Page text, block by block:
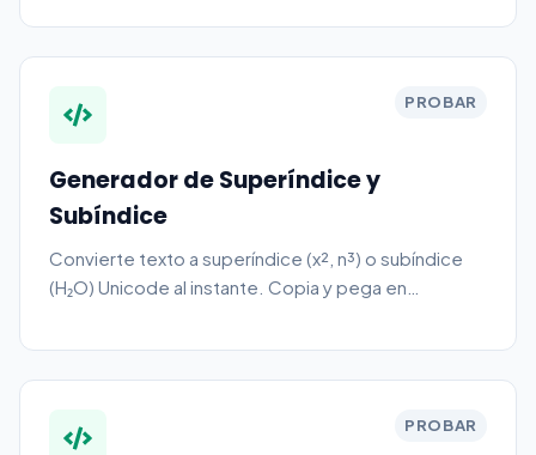
PROBAR
Generador de Superíndice y
Subíndice
Convierte texto a superíndice (x², n³) o subíndice
(H₂O) Unicode al instante. Copia y pega en
sin registro.
PROBAR